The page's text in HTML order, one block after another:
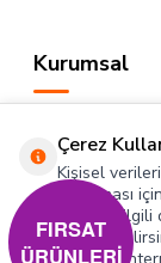
Kurumsal
Hızlı Erişim
Sosyal
Çerez
Kişisel
sunulması
Konuyla
FIRSAT
ÜRÜNLERİ